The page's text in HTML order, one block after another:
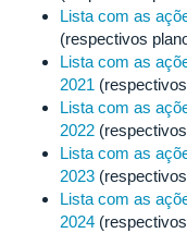
Lista com as
(respectivos
Lista com as
2021
Lista com as
2022
Lista com as
2023
Lista com as
2024